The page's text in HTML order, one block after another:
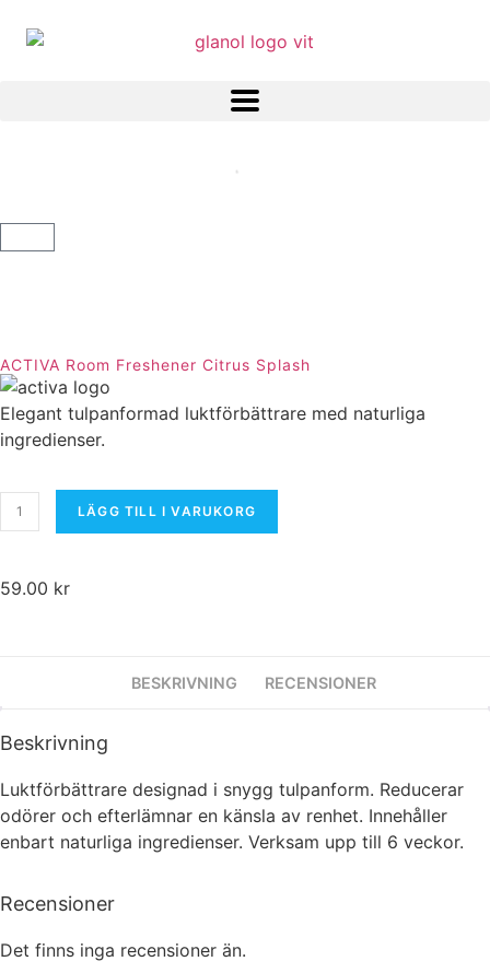
ACTIVA Room Freshener Citrus Splash
Elegant tulpanformad luktförbättrare med naturliga
ingredienser.
LÄGG TILL I VARUKORG
59.00 kr
BESKRIVNING RECENSIONER
Beskrivning
Luktförbättrare designad i snygg tulpanform. Reducerar
odörer och efterlämnar en känsla av renhet. Innehåller
enbart naturliga ingredienser. Verksam upp till 6 veckor.
Recensioner
Det finns inga recensioner än.
Dessa kakor
går inte att välja
bort. De
behövs för att
överhuvudtaget